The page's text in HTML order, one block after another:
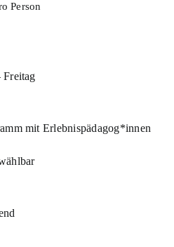
Person
mit Erlebnispädagog*innen